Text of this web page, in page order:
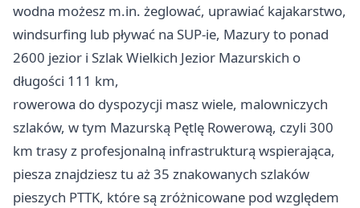
wodna możesz m.in. żeglować, uprawiać kajakarstwo,
windsurfing lub pływać na SUP-ie, Mazury to ponad
2600 jezior i Szlak Wielkich Jezior Mazurskich o
długości 111 km,
rowerowa do dyspozycji masz wiele, malowniczych
szlaków, w tym Mazurską Pętlę Rowerową, czyli 300
km trasy z profesjonalną infrastrukturą wspierająca,
piesza znajdziesz tu aż 35 znakowanych szlaków
pieszych PTTK, które są zróżnicowane pod względem